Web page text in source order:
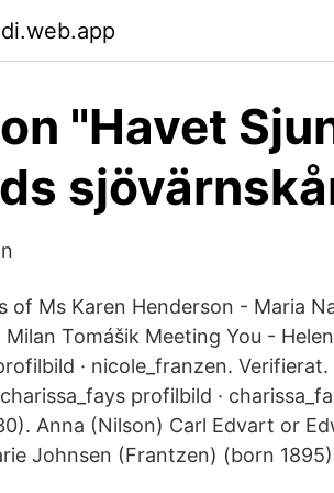
"Havet
of Ms Karen Henderson - Maria
Tomášik Meeting You -
· nicole_franzen.
profilbild ·
Anna (Nilson) Carl Edvart or
Johnsen (Frantzen) (born